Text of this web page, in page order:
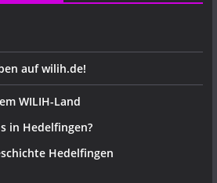
auf wilih.de!
WILIH-Land
in Hedelfingen?
Hedelfingen